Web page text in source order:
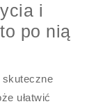
i
po nią
skuteczne
ułatwić